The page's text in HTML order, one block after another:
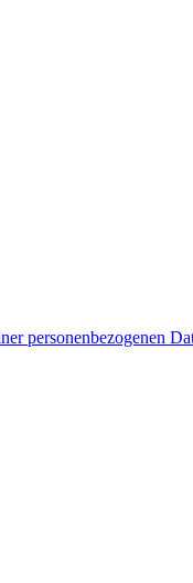
personenbezogenen